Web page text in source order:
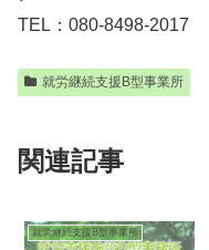
TEL：080-8498-2017
就労継続支援B型事業所
関連記事
就労継続支援B型事業所